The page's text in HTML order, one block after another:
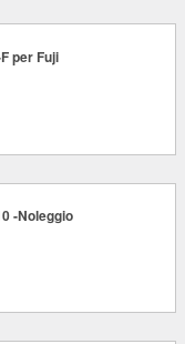
per Fuji
NIKON FLASH SB-910 -Noleggio